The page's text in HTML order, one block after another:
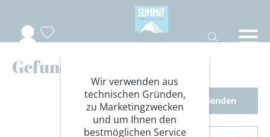
Gefundene Reisen
Filter einblenden
Sortierung
Wir verwenden aus
technischen Gründen,
zu Marketingzwecken
und um Ihnen den
bestmöglichen Service